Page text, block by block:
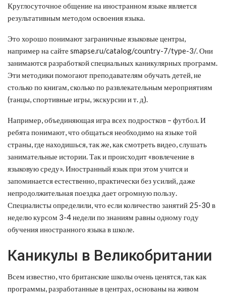
Круглосуточное общение на иностранном языке является
результативным методом освоения языка.
Это хорошо понимают заграничные языковые центры,
например на сайте smapse.ru/catalog/country-7/type-3/. Они
занимаются разработкой специальных каникулярных программ.
Эти методики помогают преподавателям обучать детей, не
столько по книгам, сколько по развлекательным мероприятиям
(танцы, спортивные игры, экскурсии и т. д).
Например, объединяющая игра всех подростков – футбол. И
ребята понимают, что общаться необходимо на языке той
страны, где находишься, так же, как смотреть видео, слушать
занимательные истории. Так и происходит «вовлечение в
языковую среду». Иностранный язык при этом учится и
запоминается естественно, практически без усилий, даже
непродолжительная поездка дает огромную пользу.
Специалисты определили, что если количество занятий 25-30 в
неделю курсом 3-4 недели по знаниям равны одному году
обучения иностранного языка в школе.
Каникулы в Великобритании
Всем известно, что британские школы очень ценятся, так как
программы, разработанные в центрах, основаны на живом